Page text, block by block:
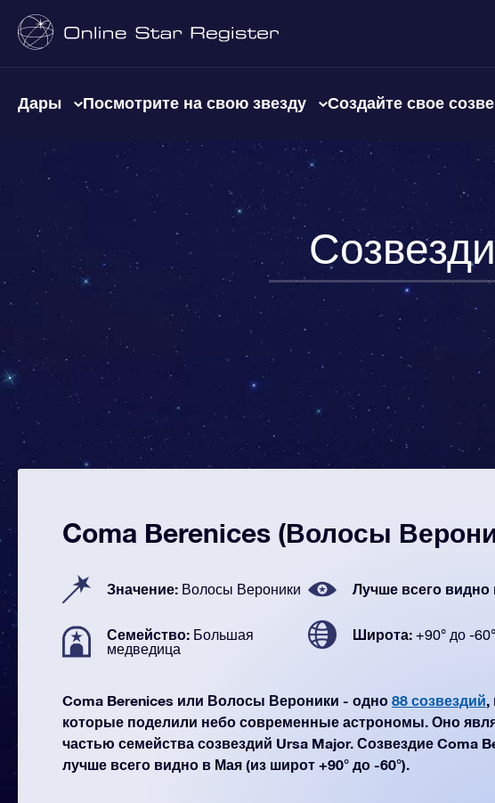
Дары Посмотрите на свою звезду Создайте свое
Coma Berenices (Волосы
Значение: Волосы Вероники Лучше всего видно
Семейство: Большая
медведица
Широта: +90° до -60°
Coma Berenices или Волосы Вероники - одно 88 созвездий,
которые поделили небо современные астрономы. Оно
частью семейства созвездий Ursa Major. Созвездие Coma
лучше всего видно в Мая (из широт +90° до -60°).